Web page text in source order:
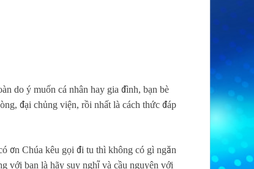
do ý muốn cá nhân hay gia đình, bạn bè
đại chủng viện, rồi nhất là cách thức đáp
ơn Chúa kêu gọi đi tu thì không có gì ngăn
với bạn là hãy suy nghĩ và cầu nguyện với